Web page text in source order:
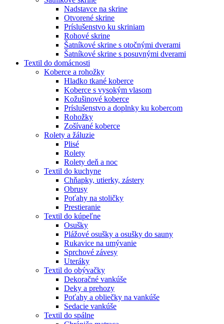
Nadstavce na skrine
Otvorené skrine
Príslušenstvo ku skriniam
Rohové skrine
Šatníkové skrine s otočnými dverami
Šatníkové skrine s posuvnými dverami
Textil do domácnosti
Koberce a rohožky
Hladko tkané koberce
Koberce s vysokým vlasom
Kožušinové koberce
Príslušenstvo a doplnky ku kobercom
Rohožky
Zošívané koberce
Rolety a žáluzie
Plisé
Rolety
Rolety deň a noc
Textil do kuchyne
Chňapky, utierky, zástery
Obrusy
Poťahy na stoličky
Prestieranie
Textil do kúpeľne
Osušky
Plážové osušky a osušky do sauny
Rukavice na umývanie
Sprchové závesy
Uteráky
Textil do obývačky
Dekoračné vankúše
Deky a prehozy
Poťahy a obliečky na vankúše
Sedacie vankúše
Textil do spálne